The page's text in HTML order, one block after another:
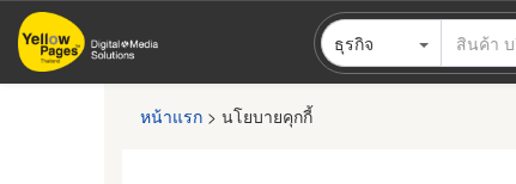
ข้าม
ไป
ธุรกิจ
หน้าแรก > นโยบายคุกกี้